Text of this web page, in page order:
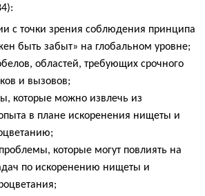
с точки зрения соблюдения принципа
быть забыт» на глобальном уровне;
областей, требующих срочного
и вызовов;
которые можно извлечь из
в плане искоренения нищеты и
которые могут повлиять на
по искоренению нищеты и